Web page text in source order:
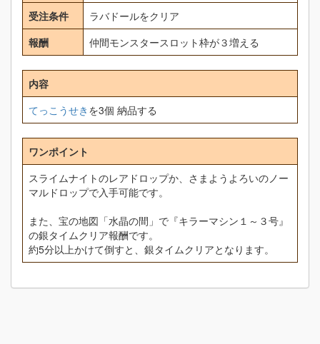
受注条件
ラバドールをクリア
報酬
仲間モンスタースロット枠が３増える
内容
てっこうせき を3個 納品する
ワンポイント
スライムナイトのレアドロップか、さまようよろいのノー
マルドロップで入手可能です。
また、宝の地図「水晶の間」で『キラーマシン１～３号』
の銀タイムクリア報酬です。
約5分以上かけて倒すと、銀タイムクリアとなります。